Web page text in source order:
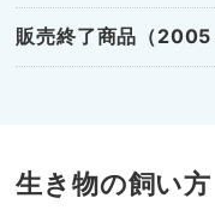
販売終了商品（2005
生き物の飼い